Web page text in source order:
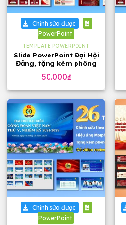
Chỉnh sửa được
PowerPoint
TEMPLATE POWERPOINT
Slide PowerPoint Đại Hội
Đảng, tặng kèm phông
50.000₫
Chỉnh sửa được
PowerPoint